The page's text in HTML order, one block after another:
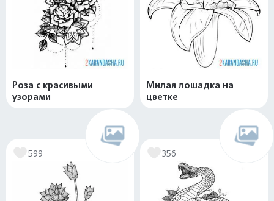
Роза с красивыми
узорами
Милая лошадка на
цветке
599 356